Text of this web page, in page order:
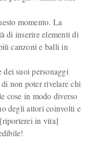
momento. La
di inserire elementi di
canzoni e balli in
suoi personaggi
non poter rivelare chi
cose in modo diverso
degli attori coinvolti e
in vita]